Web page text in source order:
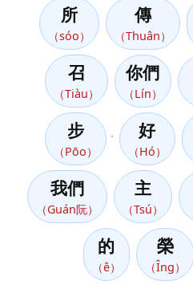
所
（sóo）
傳
（Thuân）
召
（Tiàu）
你們
（Lín）
步
（Pōo）
好
（Hó）
我們
（Guán阮）
主
（Tsú）
的
（ê）
榮
（Îng）